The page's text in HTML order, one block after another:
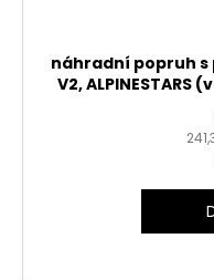
náhradní popruh s
V2,